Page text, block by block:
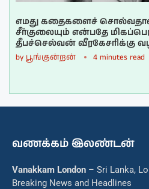
எமது கதைகளைச்
சீர்குலையும் என்பதே
தீபச்செல்வன் வீரகேசரிக்கு
by பூங்குன்றன் 4 minutes read
வணக்கம் இலண்டன்
Vanakkam London – Sri Lanka,
Breaking News and Headlines